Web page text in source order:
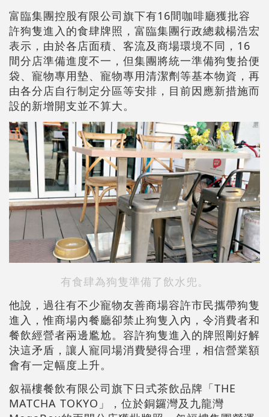
富臨集團控股有限公司旗下有16間咖啡廳獲批容
許狗隻進入的食肆牌照，富臨集團行政總裁楊浩宏
表示，由於各店面積、客流及商場環境不同，16
間分店準備進度不一，但集團將統一準備狗隻拾便
袋、寵物專用墊、寵物專用清潔劑等基本物資，再
由各分店自行制定分區等安排，目前因應新措施而
設的新增開支並不算大。
有食肆為狗隻準備了飲水兜。
他說，過往有不少寵物友善商場容許市民攜帶狗隻
進入，惟商場內餐廳卻禁止狗隻入內，令消費者和
餐飲經營者兩邊尷尬。容許狗隻進入的牌照剛好解
決這矛盾，讓人寵同場消費變得合理，相信營業額
會有一定幅度上升。
叙福樓餐飲有限公司旗下日式茶飲品牌「THE
MATCHA TOKYO」，位於銅鑼灣及九龍灣